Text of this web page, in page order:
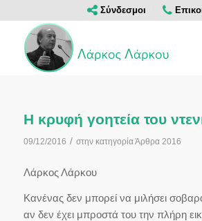
Σύνδεσμοι
Η κρυφή γοητεία του
09/12/2016 / στην κατηγορίαΆρθρα 2016
Λάρκος Λάρκου
Κανένας δεν μπορεί να μιλήσει
αν δεν έχει μπροστά του την πλήρη